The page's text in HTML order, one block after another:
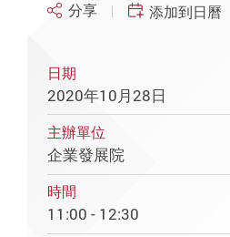
分享 添加到日曆
日期
2020年10月28日
主辦單位
企業發展院
時間
11:00 - 12:30